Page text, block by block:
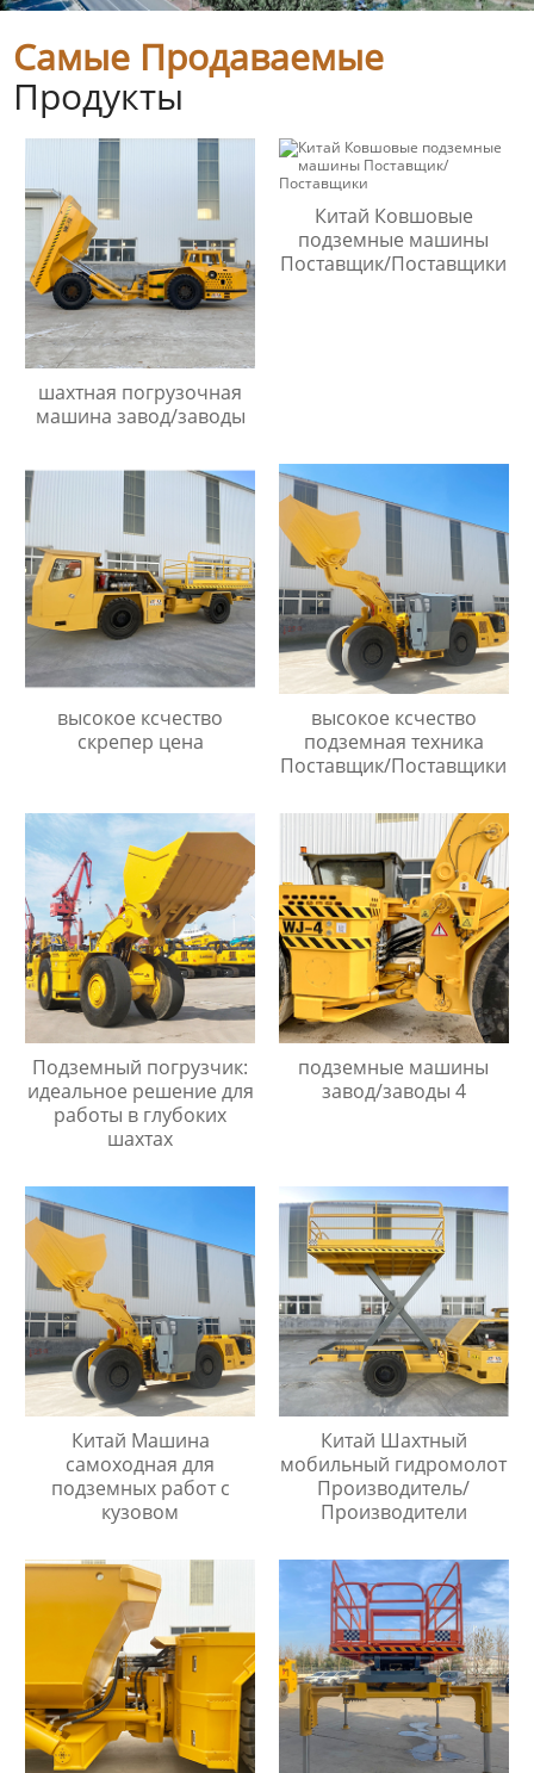
Самые Продаваемые
Продукты
шахтная погрузочная
машина завод/заводы
Китай Ковшовые
подземные машины
Поставщик/Поставщики
высокое ксчество
скрепер цена
высокое ксчество
подземная техника
Поставщик/Поставщики
Подземный погрузчик:
идеальное решение для
работы в глубоких
шахтах
подземные машины
завод/заводы 4
Китай Машина
самоходная для
подземных работ с
кузовом
Китай Шахтный
мобильный гидромолот
Производитель/
Производители